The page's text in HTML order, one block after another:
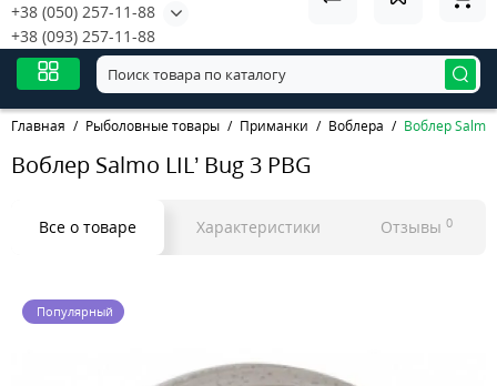
+38 (050) 257-11-88
+38 (093) 257-11-88
Главная Рыболовные товары Приманки Воблера Воблер Salmo
Воблер Salmo LIL’ Bug 3 PBG
Все о товаре Характеристики Отзывы 0
Популярный